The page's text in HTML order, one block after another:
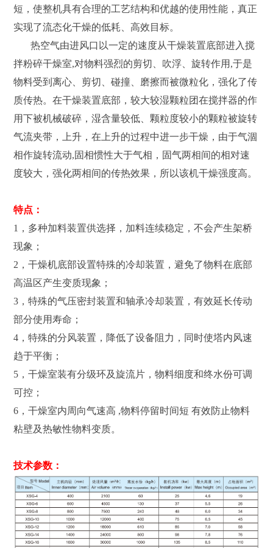
短，使整机具有合理的工艺结构和优越的使用性能，真正
实现了流态化干燥的低耗、高效目标。
热空气由进风口以一定的速度从干燥装置底部进入搅
拌粉碎干燥室,对物料强烈的剪切、吹浮、旋转作用,于是
物料受到离心、剪切、碰撞、磨擦而被微粒化，强化了传
质传热。在干燥装置底部，较大较湿颗粒团在搅拌器的作
用下被机械破碎，湿含量较低、颗粒度较小的颗粒被旋转
气流夹带，上升，在上升的过程中进一步干燥，由于气涸
相作旋转流动,固相惯性大于气相，固气两相间的相对速
度较大，强化两相间的传热效果，所以该机干燥强度高。
特点：
1，多种加料装置供选择，加料连续稳定，不会产生架桥
现象；
2，干燥机底部设置特殊的冷却装置，避免了物料在底部
高温区产生变质现象；
3，特殊的气压密封装置和轴承冷却装置，有效延长传动
部分使用寿命；
4，特殊的分风装置，降低了设备阻力，同时使塔内风速
趋于平衡；
5，干燥室装有分级环及旋流片，物料细度和终水份可调
可控；
6，干燥室内周向气速高 ,物料停留时间短 有效防止物料
粘壁及热敏性物料变质。
技术参数：